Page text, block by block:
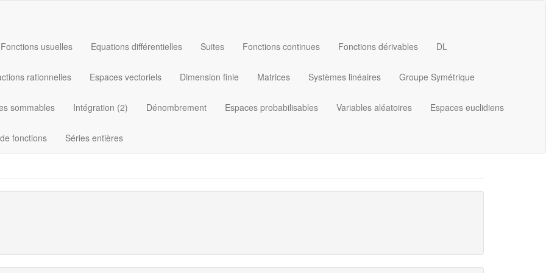
Fonctions usuelles Equations différentielles Suites Fonctions continues Fonctions dérivables DL
rationnelles Espaces vectoriels Dimension finie Matrices Systèmes linéaires Groupe Symétrique
sommables Intégration (2) Dénombrement Espaces probabilisables Variables aléatoires Espaces euclidiens
fonctions Séries entières